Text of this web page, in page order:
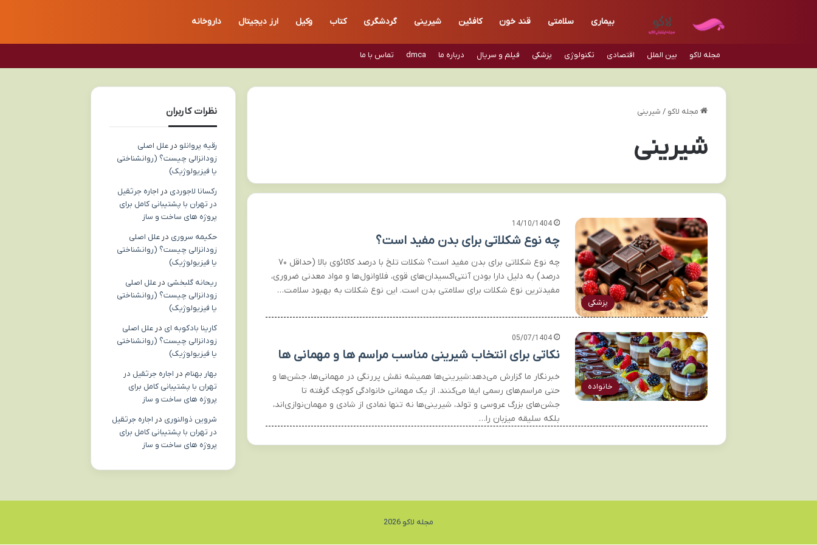
بیماری سلامتی قند خون کافئین شیرینی گردشگری کتاب وکیل ارز دیجیتال داروخانه
مجله لاکو بین الملل اقتصادی تکنولوژی پزشکی فیلم و سریال درباره ما dmca تماس با ما
مجله لاکو / شیرینی
شیرینی
پزشکی
14/10/1404
چه نوع شکلاتی برای بدن مفید است؟
چه نوع شکلاتی برای بدن مفید است؟ شکلات تلخ با درصد کاکائوی بالا (حداقل ۷۰
درصد) به دلیل دارا بودن آنتی‌اکسیدان‌های قوی، فلاوانول‌ها و مواد معدنی ضروری،
مفیدترین نوع شکلات برای سلامتی بدن است. این نوع شکلات به بهبود سلامت…
خانواده
05/07/1404
نکاتی برای انتخاب شیرینی مناسب مراسم ها و مهمانی ها
خبرنگار ما گزارش می‌دهد:شیرینی‌ها همیشه نقش پررنگی در مهمانی‌ها، جشن‌ها و
حتی مراسم‌های رسمی ایفا می‌کنند. از یک مهمانی خانوادگی کوچک گرفته تا
جشن‌های بزرگ عروسی و تولد، شیرینی‌ها نه تنها نمادی از شادی و مهمان‌نوازی‌اند،
بلکه سلیقه میزبان را…
نظرات کاربران
رقیه پروانلو در علل اصلی
زودانزالی چیست؟ (روانشناختی
یا فیزیولوژیک)
رکسانا لاجوردی در اجاره جرثقیل
در تهران با پشتیبانی کامل برای
پروژه های ساخت و ساز
حکیمه سروری در علل اصلی
زودانزالی چیست؟ (روانشناختی
یا فیزیولوژیک)
ریحانه گلبخشی در علل اصلی
زودانزالی چیست؟ (روانشناختی
یا فیزیولوژیک)
کارینا بادکوبه ای در علل اصلی
زودانزالی چیست؟ (روانشناختی
یا فیزیولوژیک)
بهار بهنام در اجاره جرثقیل در
تهران با پشتیبانی کامل برای
پروژه های ساخت و ساز
شروین ذوالنوری در اجاره جرثقیل
در تهران با پشتیبانی کامل برای
پروژه های ساخت و ساز
مجله لاکو 2026